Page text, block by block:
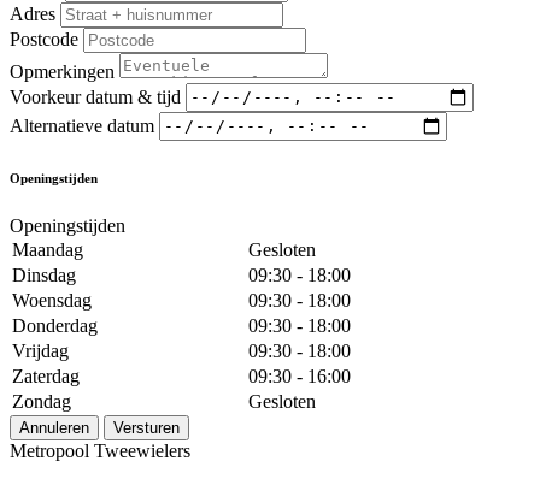
Adres
Postcode
Opmerkingen
Voorkeur datum & tijd
Alternatieve datum
Openingstijden
Openingstijden
Maandag
Gesloten
Dinsdag
09:30 - 18:00
Woensdag
09:30 - 18:00
Donderdag
09:30 - 18:00
Vrijdag
09:30 - 18:00
Zaterdag
09:30 - 16:00
Zondag
Gesloten
Annuleren Versturen
Metropool Tweewielers